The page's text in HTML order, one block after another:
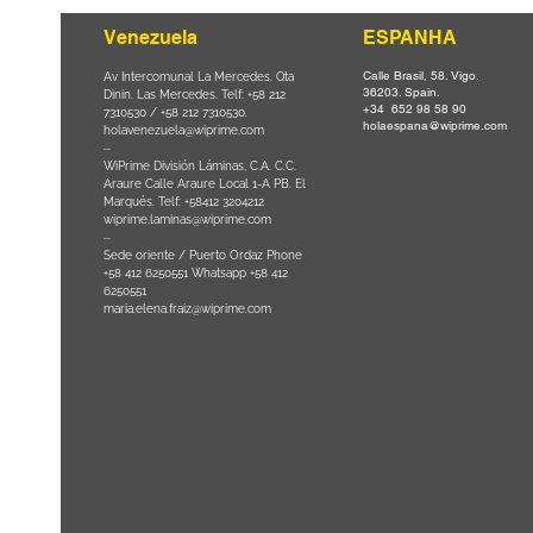
Venezuela
Av Intercomunal La Mercedes. Qta
Dinin. Las Mercedes. Telf: +58 212
7310530 / +58 212 7310530.
holavenezuela@wiprime.com
⏤
WiPrime División Láminas, C.A. C.C.
Araure Calle Araure Local 1-A PB. El
Marqués. Telf: +58412 3204212
wiprime.laminas@wiprime.com
⏤
Sede oriente / Puerto Ordaz Phone
+58 412 6250551 Whatsapp +58 412
6250551
maria.elena.fraiz@wiprime.com
ESPANHA
Calle Brasil, 58. Vigo.
36203. Spain.
+34 652 98 58 90
holaespana@wiprime.com